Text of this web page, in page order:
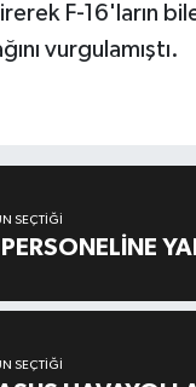
F-16'ların
vurgulamıştı.
SEÇTIĞI
SEÇTIĞI